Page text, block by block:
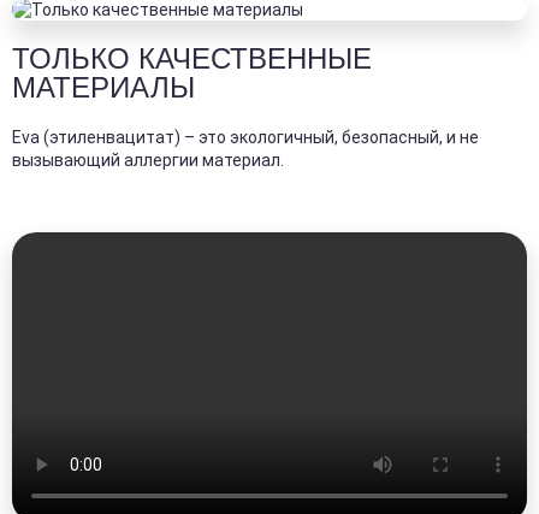
ТОЛЬКО КАЧЕСТВЕННЫЕ
МАТЕРИАЛЫ
Eva (этиленвацитат) – это экологичный, безопасный, и не
вызывающий аллергии материал.